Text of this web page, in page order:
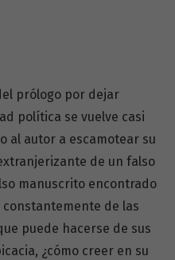
prólogo por dejar
política se vuelve casi
al autor a escamotear su
de un falso
manuscrito encontrado
de las
puede hacerse de sus
¿cómo creer en su